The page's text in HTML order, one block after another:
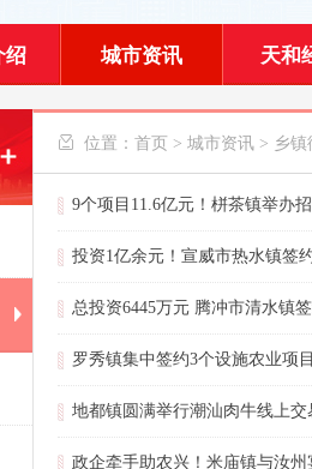
绍 城市资讯 天和
 位置： 首页 > 城市资讯 > 乡镇
9个项目11.6亿元！栟茶镇举办
投资1亿余元！宣威市热水镇签
总投资6445万元 腾冲市清水镇
罗秀镇集中签约3个设施农业项
地都镇圆满举行潮汕肉牛线上
政企牵手助农兴！米庙镇与汝